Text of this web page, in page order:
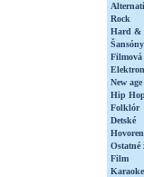
Rock
Hard &
Šansóny
New age
Hip Hop
Folklór
Detské
Ostatné
Film
Karaoke